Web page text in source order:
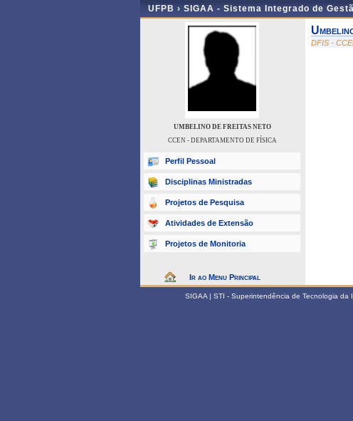
UFPB › SIGAA - Sistema Integrado de
UMBELINO DE FREITAS NETO
CCEN - DEPARTAMENTO DE FÍSICA
Perfil Pessoal
Disciplinas Ministradas
Projetos de Pesquisa
Atividades de Extensão
Projetos de Monitoria
Ir ao Menu Principal
DFIS -
SIGAA | STI - Superintendência de Tecnologia